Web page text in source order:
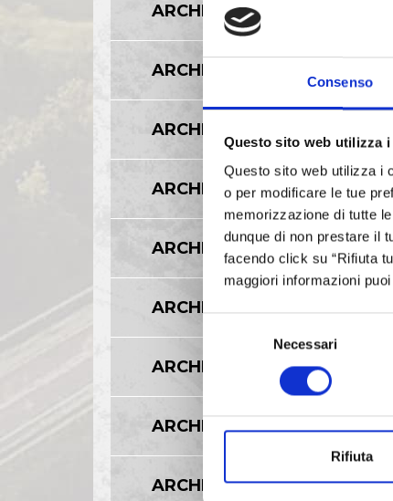
Consenso
Questo sito web utilizza
Questo sito web utilizza i
o per modificare le tue
memorizzazione di tutte
dunque di non prestare il
facendo click su “Rifiuta
maggiori informazioni
Necessari
Rifiuta
ARCHIVIO 2017
ARCHIVIO 2016
ARCHIVIO 2015
ARCHIVIO 2014
ARCHIVIO 2013
ARCHIVIO 2012
ARCHIVIO 2011
ARCHIVIO 2010
ARCHIVIO 2009